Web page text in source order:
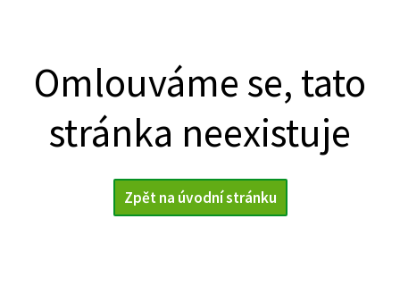
Omlouváme se, tato
stránka neexistuje
Zpět na úvodní stránku